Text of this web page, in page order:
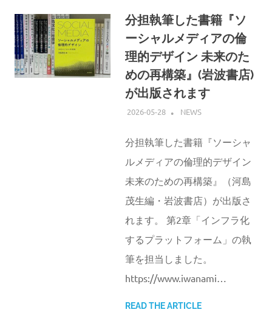
分担執筆した書籍『ソ
ーシャルメディアの倫
理的デザイン 未来のた
めの再構築』(岩波書店)
が出版されます
2026-05-28 ATSUSHI UDAGAWA
NEWS
分担執筆した書籍『ソーシャ
ルメディアの倫理的デザイン
未来のための再構築』（河島
茂生編・岩波書店）が出版さ
れます。 第2章「インフラ化
するプラットフォーム」の執
筆を担当しました。
https://www.iwanami…
READ THE ARTICLE